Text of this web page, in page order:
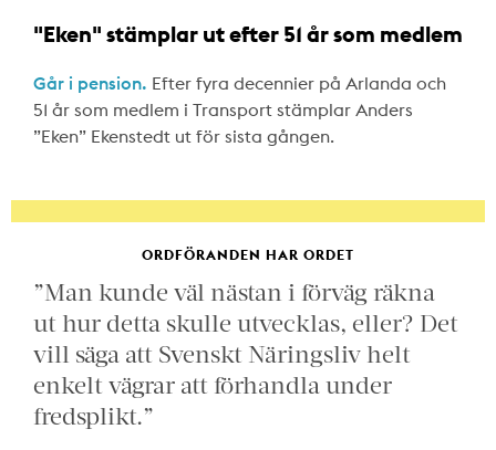
"Eken" stämplar ut efter 51 år som medlem
Går i pension. Efter fyra decennier på Arlanda och
51 år som medlem i Transport stämplar Anders
”Eken” Ekenstedt ut för sista gången.
ORDFÖRANDEN HAR ORDET
”Man kunde väl nästan i förväg räkna
ut hur detta skulle utvecklas, eller? Det
vill säga att Svenskt Näringsliv helt
enkelt vägrar att förhandla under
fredsplikt.”